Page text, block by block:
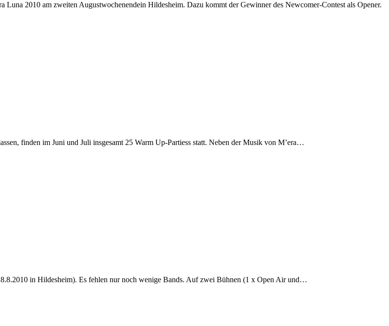
Luna 2010 am zweiten Augustwochenendein Hildesheim. Dazu kommt der Gewinner des Newcomer-Contest als Opener.
finden im Juni und Juli insgesamt 25 Warm Up-Partiess statt. Neben der Musik von M’era…
8.8.2010 in Hildesheim). Es fehlen nur noch wenige Bands. Auf zwei Bühnen (1 x Open Air und…